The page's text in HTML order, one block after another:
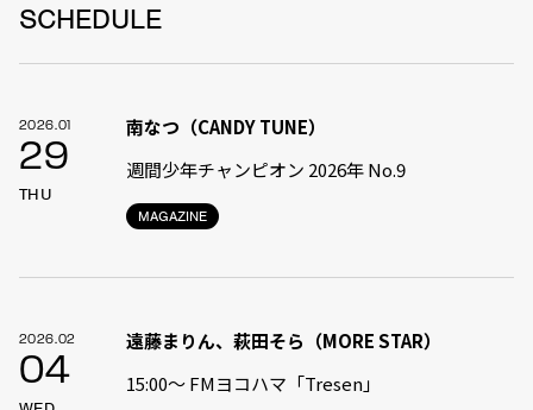
SCHEDULE
2026.01
29
THU
MAGAZINE
南なつ（CANDY TUNE）
週間少年チャンピオン 2026年 No.9
2026.02
04
遠藤まりん、萩田そら（MORE STAR）
15:00〜 FMヨコハマ「Tresen」